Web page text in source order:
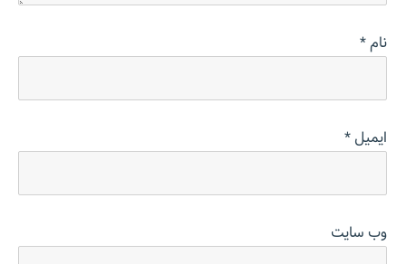
نام*
ایمیل*
وب‌ سایت